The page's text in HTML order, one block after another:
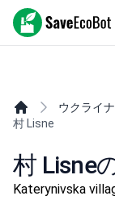
SaveEcoBot
ウクライ
村 Lisne
村 Lisne
Katerynivska